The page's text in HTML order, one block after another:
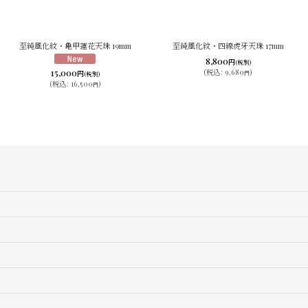
至純風化紋・亀甲蓮花天珠 19mm
15,000円(税別)
(税込: 16,500円)
至純風化紋・四線虎牙天珠 17mm
8,800円(税別)
(税込: 9,680円)